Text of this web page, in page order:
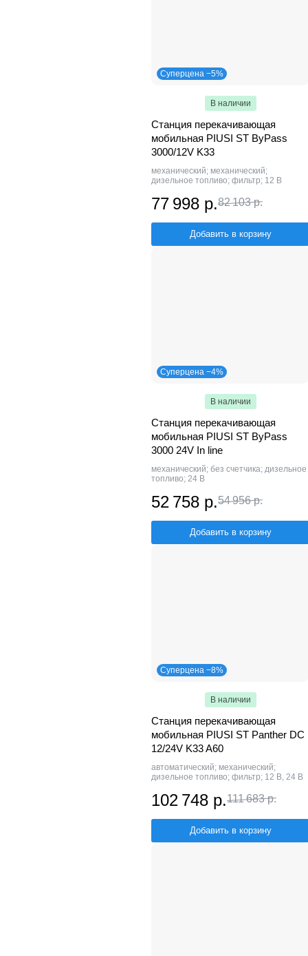
Суперцена −5%
В наличии
Станция перекачивающая
мобильная PIUSI ST ByPass
3000/12V K33
механический; механический;
дизельное топливо; фильтр; 12 В
77 998 р.82 103 р.
Добавить в корзину
Суперцена −4%
В наличии
Станция перекачивающая
мобильная PIUSI ST ByPass
3000 24V In line
механический; без счетчика; дизельное
топливо; 24 В
52 758 р.54 956 р.
Добавить в корзину
Суперцена −8%
В наличии
Станция перекачивающая
мобильная PIUSI ST Panther DC
12/24V K33 A60
автоматический; механический;
дизельное топливо; фильтр; 12 В, 24 В
102 748 р.111 683 р.
Добавить в корзину